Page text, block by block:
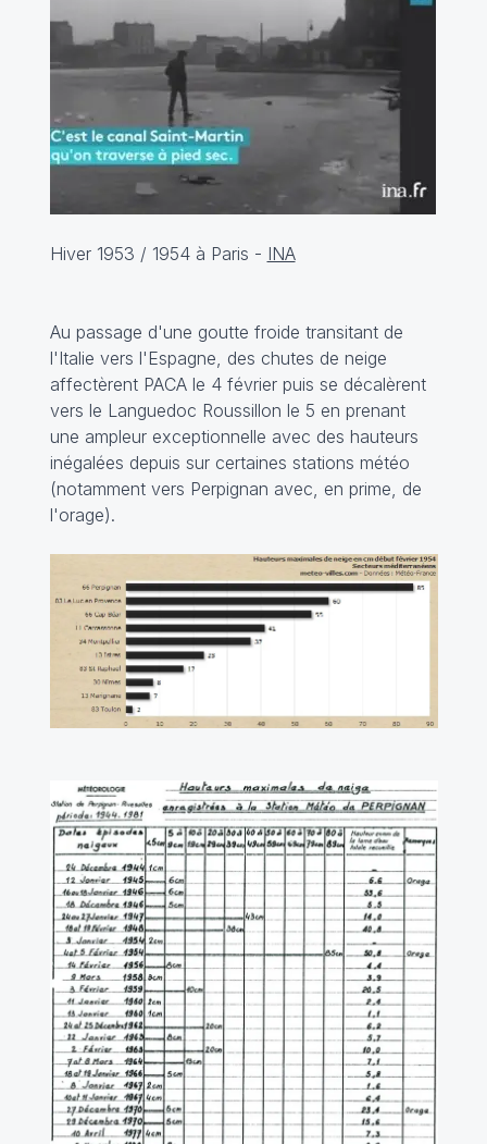
Hiver 1953 / 1954 à Paris - INA
Au passage d'une goutte froide transitant de
l'Italie vers l'Espagne, des chutes de neige
affectèrent PACA le 4 février puis se décalèrent
vers le Languedoc Roussillon le 5 en prenant
une ampleur exceptionnelle avec des hauteurs
inégalées depuis sur certaines stations météo
(notamment vers Perpignan avec, en prime, de
l'orage).